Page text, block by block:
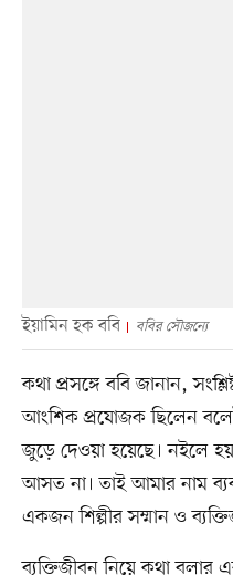
ইয়ামিন হক ববি ববির সৌজন্যে
কথা প্রসঙ্গে ববি জানান,
আংশিক প্রযোজক ছিলেন
জুড়ে দেওয়া হয়েছে। নইলে
আসত না। তাই আমার নাম
একজন শিল্পীর সম্মান ও
ব্যক্তিজীবন নিয়ে কথা বলার